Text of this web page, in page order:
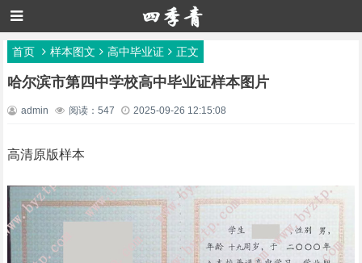
首页 样本图文 高中毕业证 正文
哈尔滨市第四中学校高中毕业证样本图片
admin 阅读：547 2025-09-26 12:15:08
高清原版样本